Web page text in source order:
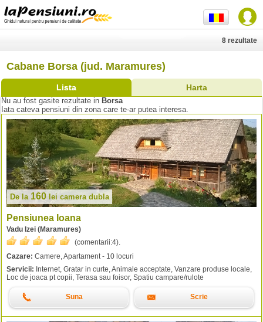
Cabane Borsa (jud. Maramures)
Lista Harta
8 rezultate
Nu au fost gasite rezultate in Borsa
Iata cateva pensiuni din zona care te-ar putea interesa.
De la 160 lei camera dubla
Pensiunea Ioana
Vadu Izei (Maramures)
(comentarii:4).
Cazare: Camere, Apartament - 10 locuri
Servicii: Internet, Gratar in curte, Animale acceptate, Vanzare produse locale,
Loc de joaca pt copii, Terasa sau foisor, Spatiu campare/rulote
Suna Scrie